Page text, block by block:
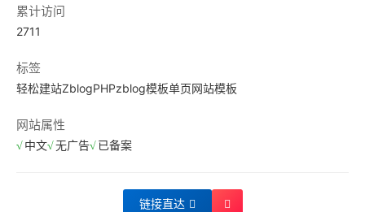
累计访问
2711
标签
轻松建站ZblogPHPzblog模板单页网站模板
网站属性
中文 无广告 已备案
链接直达